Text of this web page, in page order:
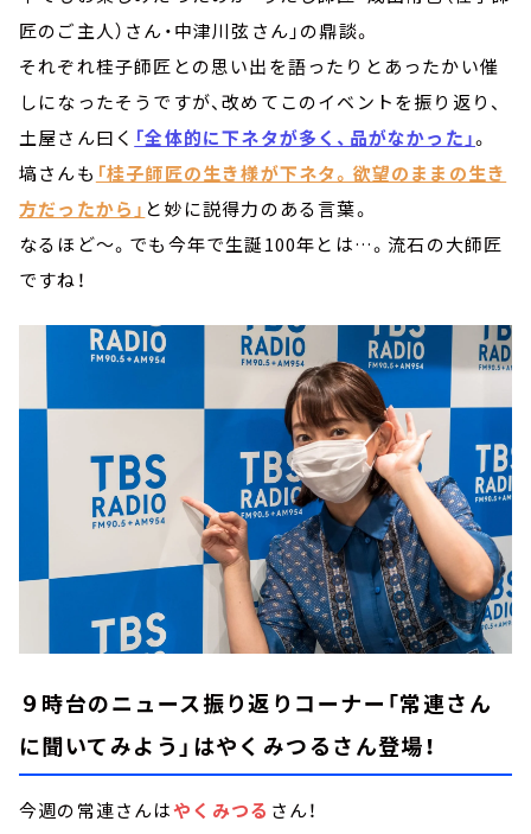
匠のご主人）さん・中津川弦さん」の鼎談。
それぞれ桂子師匠との思い出を語ったりとあったかい催
しになったそうですが、改めてこのイベントを振り返り、
土屋さん曰く 「全体的に下ネタが多く、品がなかった」。
塙さんも 「桂子師匠の生き様が下ネタ。欲望のままの生き
方だったから」 と妙に説得力のある言葉。
なるほど～。でも今年で生誕100年とは…。流石の大師匠
ですね！
９時台のニュース振り返りコーナー「常連さん
に聞いてみよう」はやくみつるさん登場！
今週の常連さんはやくみつる さん！